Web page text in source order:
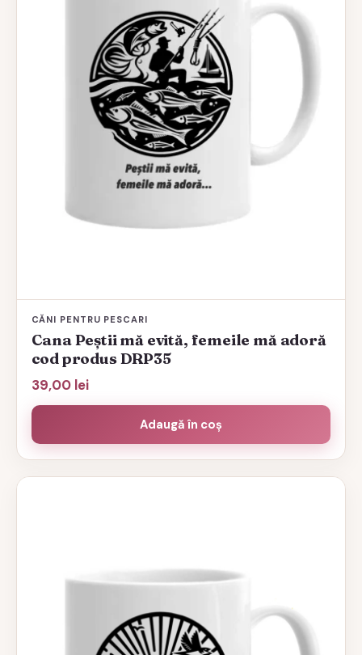
CĂNI PENTRU PESCARI
Cana Peștii mă evită, femeile mă adoră
cod produs DRP35
39,00 lei
Adaugă în coș